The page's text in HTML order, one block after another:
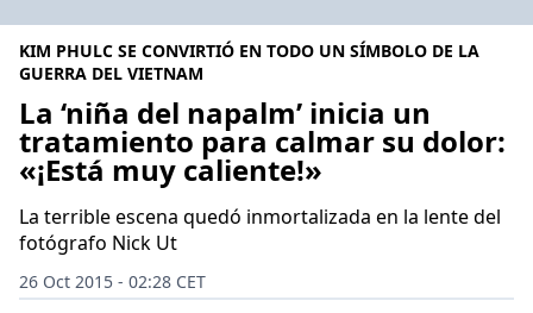
KIM PHULC SE CONVIRTIÓ EN TODO UN SÍMBOLO DE LA
GUERRA DEL VIETNAM
La ‘niña del napalm’ inicia un
tratamiento para calmar su dolor:
«¡Está muy caliente!»
La terrible escena quedó inmortalizada en la lente del
fotógrafo Nick Ut
26 Oct 2015 - 02:28 CET